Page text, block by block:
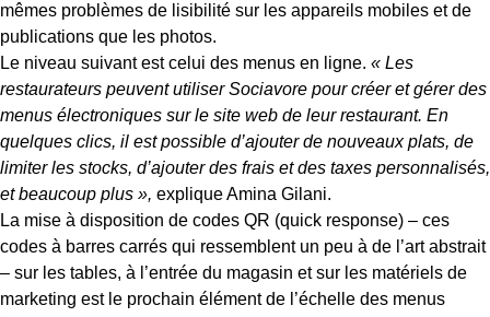
mêmes problèmes de lisibilité sur les appareils mobiles et de
publications que les photos.
Le niveau suivant est celui des menus en ligne. « Les
restaurateurs peuvent utiliser Sociavore pour créer et gérer des
menus électroniques sur le site web de leur restaurant. En
quelques clics, il est possible d’ajouter de nouveaux plats, de
limiter les stocks, d’ajouter des frais et des taxes personnalisés,
et beaucoup plus », explique Amina Gilani.
La mise à disposition de codes QR (quick response) – ces
codes à barres carrés qui ressemblent un peu à de l’art abstrait
– sur les tables, à l’entrée du magasin et sur les matériels de
marketing est le prochain élément de l’échelle des menus